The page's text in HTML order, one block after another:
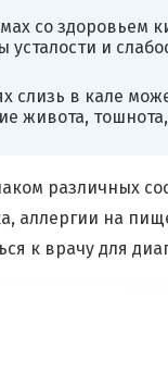
со
и
слизь в кале
живота,
различных
аллергии на
к врачу для